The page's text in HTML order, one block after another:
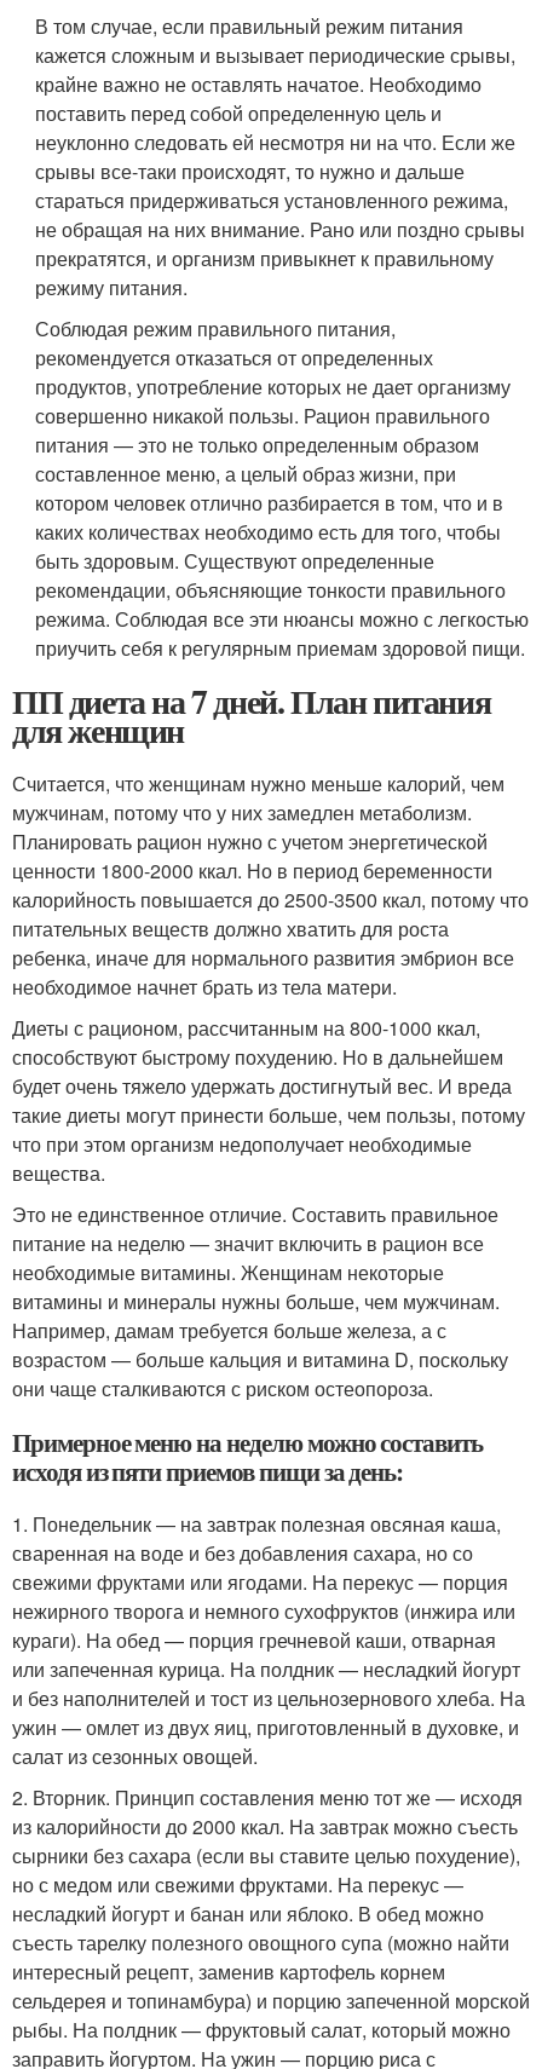
В том случае, если правильный режим питания
кажется сложным и вызывает периодические срывы,
крайне важно не оставлять начатое. Необходимо
поставить перед собой определенную цель и
неуклонно следовать ей несмотря ни на что. Если же
срывы все-таки происходят, то нужно и дальше
стараться придерживаться установленного режима,
не обращая на них внимание. Рано или поздно срывы
прекратятся, и организм привыкнет к правильному
режиму питания.
Соблюдая режим правильного питания,
рекомендуется отказаться от определенных
продуктов, употребление которых не дает организму
совершенно никакой пользы. Рацион правильного
питания — это не только определенным образом
составленное меню, а целый образ жизни, при
котором человек отлично разбирается в том, что и в
каких количествах необходимо есть для того, чтобы
быть здоровым. Существуют определенные
рекомендации, объясняющие тонкости правильного
режима. Соблюдая все эти нюансы можно с легкостью
приучить себя к регулярным приемам здоровой пищи.
ПП диета на 7 дней. План питания
для женщин
Считается, что женщинам нужно меньше калорий, чем
мужчинам, потому что у них замедлен метаболизм.
Планировать рацион нужно с учетом энергетической
ценности 1800-2000 ккал. Но в период беременности
калорийность повышается до 2500-3500 ккал, потому что
питательных веществ должно хватить для роста
ребенка, иначе для нормального развития эмбрион все
необходимое начнет брать из тела матери.
Диеты с рационом, рассчитанным на 800-1000 ккал,
способствуют быстрому похудению. Но в дальнейшем
будет очень тяжело удержать достигнутый вес. И вреда
такие диеты могут принести больше, чем пользы, потому
что при этом организм недополучает необходимые
вещества.
Это не единственное отличие. Составить правильное
питание на неделю — значит включить в рацион все
необходимые витамины. Женщинам некоторые
витамины и минералы нужны больше, чем мужчинам.
Например, дамам требуется больше железа, а с
возрастом — больше кальция и витамина D, поскольку
они чаще сталкиваются с риском остеопороза.
Примерное меню на неделю можно составить
исходя из пяти приемов пищи за день:
1. Понедельник — на завтрак полезная овсяная каша,
сваренная на воде и без добавления сахара, но со
свежими фруктами или ягодами. На перекус — порция
нежирного творога и немного сухофруктов (инжира или
кураги). На обед — порция гречневой каши, отварная
или запеченная курица. На полдник — несладкий йогурт
и без наполнителей и тост из цельнозернового хлеба. На
ужин — омлет из двух яиц, приготовленный в духовке, и
салат из сезонных овощей.
2. Вторник. Принцип составления меню тот же — исходя
из калорийности до 2000 ккал. На завтрак можно съесть
сырники без сахара (если вы ставите целью похудение),
но с медом или свежими фруктами. На перекус —
несладкий йогурт и банан или яблоко. В обед можно
съесть тарелку полезного овощного супа (можно найти
интересный рецепт, заменив картофель корнем
сельдерея и топинамбура) и порцию запеченной морской
рыбы. На полдник — фруктовый салат, который можно
заправить йогуртом. На ужин — порцию риса с